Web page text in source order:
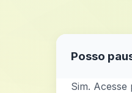
Posso
Sim.